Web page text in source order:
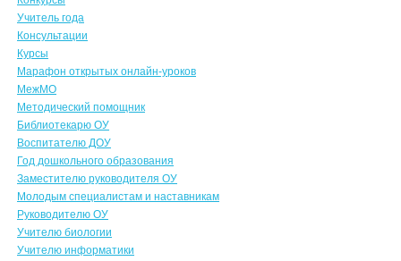
Учитель года
Консультации
Курсы
Марафон открытых онлайн-уроков
МежМО
Методический помощник
Библиотекарю ОУ
Воспитателю ДОУ
Год дошкольного образования
Заместителю руководителя ОУ
Молодым специалистам и наставникам
Руководителю ОУ
Учителю биологии
Учителю информатики